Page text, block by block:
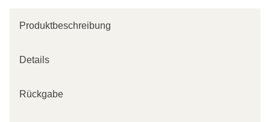
Produktbeschreibung
Details
Rückgabe